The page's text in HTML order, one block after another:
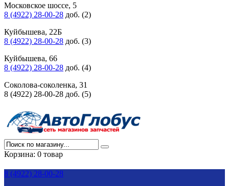
Московское шоссе, 5
8 (4922) 28-00-28 доб. (2)
Куйбышева, 22Б
8 (4922) 28-00-28 доб. (3)
Куйбышева, 66
8 (4922) 28-00-28 доб. (4)
Соколова-соколенка, 31
8 (4922) 28-00-28 доб. (5)
Корзина: 0 товар
8 (4922) 28-00-28